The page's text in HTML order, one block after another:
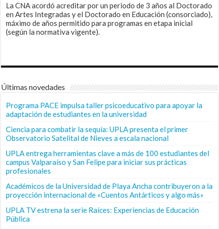
La CNA acordó acreditar por un periodo de 3 años al Doctorado
en Artes Integradas y el Doctorado en Educación (consorciado),
máximo de años permitido para programas en etapa inicial
(según la normativa vigente).
Últimas novedades
Programa PACE impulsa taller psicoeducativo para apoyar la
adaptación de estudiantes en la universidad
Ciencia para combatir la sequía: UPLA presenta el primer
Observatorio Satelital de Nieves a escala nacional
UPLA entrega herramientas clave a más de 100 estudiantes del
campus Valparaíso y San Felipe para iniciar sus prácticas
profesionales
Académicos de la Universidad de Playa Ancha contribuyeron a la
proyección internacional de «Cuentos Antárticos y algo más»
UPLA TV estrena la serie Raíces: Experiencias de Educación
Pública